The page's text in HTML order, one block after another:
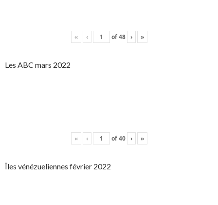
« ‹ of48 › »
Les ABC mars 2022
« ‹ of40 › »
Îles vénézueliennes février 2022